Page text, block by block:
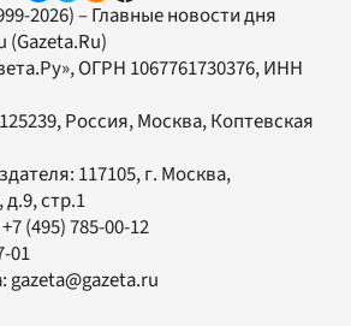
2026) – Главные новости дня
(Gazeta.Ru)
, ОГРН 1067761730376, ИНН
Россия, Москва, Коптевская
117105, г. Москва,
стр.1
+7 (495) 785-00-12
01
gazeta@gazeta.ru